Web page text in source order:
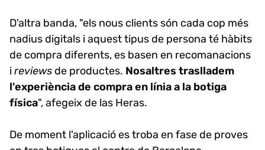
D'altra banda, "els nous clients són cada cop més
nadius digitals i aquest tipus de persona té hàbits
de compra diferents, es basen en recomanacions
ireviews de productes. Nosaltres traslladem
l'experiència de compra en línia a la botiga
física", afegeix de las Heras.
De moment l'aplicació es troba en fase de proves